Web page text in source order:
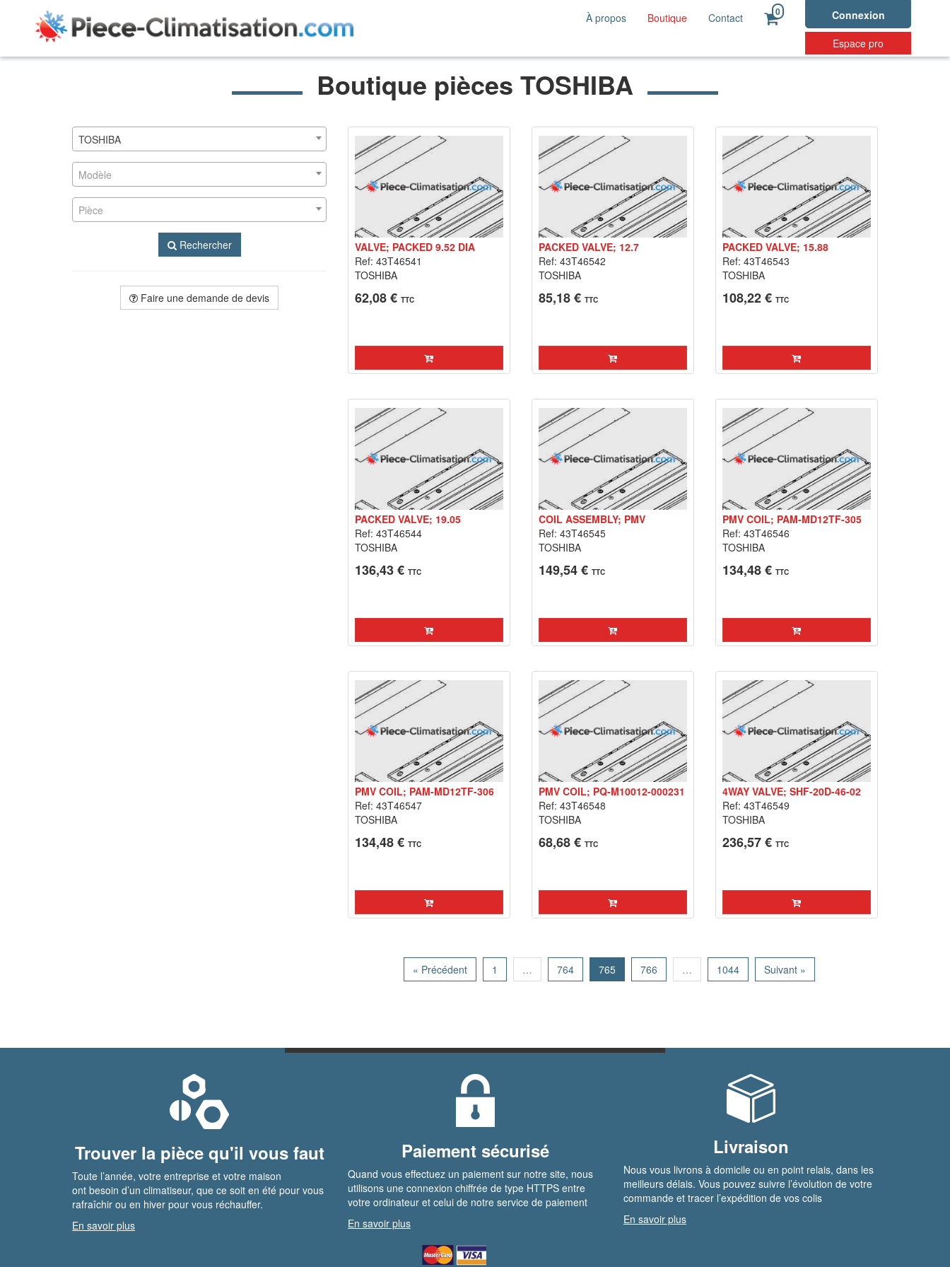
Connexion
Espace pro
À propos Boutique Contact 0
Boutique pièces TOSHIBA
VALVE; PACKED 9.52 DIA
Ref: 43T46541
TOSHIBA
62,08 € TTC
PACKED VALVE; 12.7
Ref: 43T46542
TOSHIBA
85,18 € TTC
PACKED VALVE; 15.88
Ref: 43T46543
TOSHIBA
108,22 € TTC
PACKED VALVE; 19.05
Ref: 43T46544
TOSHIBA
136,43 € TTC
COIL ASSEMBLY; PMV
Ref: 43T46545
TOSHIBA
149,54 € TTC
PMV COIL; PAM-MD12TF-305
Ref: 43T46546
TOSHIBA
134,48 € TTC
PMV COIL; PAM-MD12TF-306
Ref: 43T46547
TOSHIBA
134,48 € TTC
PMV COIL; PQ-M10012-000231
Ref: 43T46548
TOSHIBA
68,68 € TTC
4WAY VALVE; SHF-20D-46-02
Ref: 43T46549
TOSHIBA
236,57 € TTC
« Précédent 1 … 764 765 766 … 1044 Suivant »
TOSHIBA
Modèle
Pièce
Rechercher
Faire une demande de devis
Trouver la pièce qu'il vous faut
Toute l’année, votre entreprise et votre maison
ont besoin d’un climatiseur, que ce soit en été pour vous
rafraîchir ou en hiver pour vous réchauffer.
En savoir plus
Paiement sécurisé
Quand vous effectuez un paiement sur notre site, nous
utilisons une connexion chiffrée de type HTTPS entre
votre ordinateur et celui de notre service de paiement
En savoir plus
Livraison
Nous vous livrons à domicile ou en point relais, dans les
meilleurs délais. Vous pouvez suivre l’évolution de votre
commande et tracer l’expédition de vos colis
En savoir plus